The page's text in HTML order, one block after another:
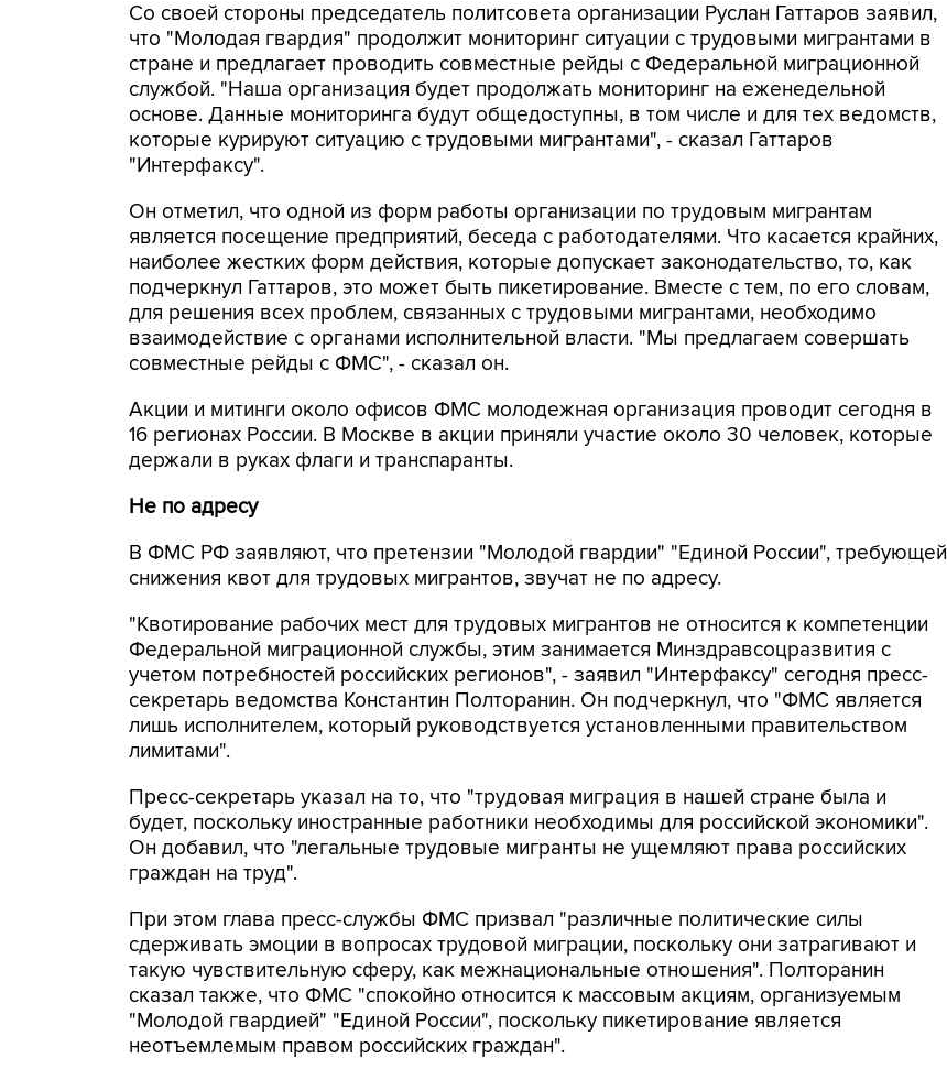
Со своей стороны председатель политсовета организации Руслан Гаттаров заявил,
что "Молодая гвардия" продолжит мониторинг ситуации с трудовыми мигрантами в
стране и предлагает проводить совместные рейды с Федеральной миграционной
службой. "Наша организация будет продолжать мониторинг на еженедельной
основе. Данные мониторинга будут общедоступны, в том числе и для тех ведомств,
которые курируют ситуацию с трудовыми мигрантами", - сказал Гаттаров
"Интерфаксу".
Он отметил, что одной из форм работы организации по трудовым мигрантам
является посещение предприятий, беседа с работодателями. Что касается крайних,
наиболее жестких форм действия, которые допускает законодательство, то, как
подчеркнул Гаттаров, это может быть пикетирование. Вместе с тем, по его словам,
для решения всех проблем, связанных с трудовыми мигрантами, необходимо
взаимодействие с органами исполнительной власти. "Мы предлагаем совершать
совместные рейды с ФМС", - сказал он.
Акции и митинги около офисов ФМС молодежная организация проводит сегодня в
16 регионах России. В Москве в акции приняли участие около 30 человек, которые
держали в руках флаги и транспаранты.
Не по адресу
В ФМС РФ заявляют, что претензии "Молодой гвардии" "Единой России", требующей
снижения квот для трудовых мигрантов, звучат не по адресу.
"Квотирование рабочих мест для трудовых мигрантов не относится к компетенции
Федеральной миграционной службы, этим занимается Минздравсоцразвития с
учетом потребностей российских регионов", - заявил "Интерфаксу" сегодня пресс-
секретарь ведомства Константин Полторанин. Он подчеркнул, что "ФМС является
лишь исполнителем, который руководствуется установленными правительством
лимитами".
Пресс-секретарь указал на то, что "трудовая миграция в нашей стране была и
будет, поскольку иностранные работники необходимы для российской экономики".
Он добавил, что "легальные трудовые мигранты не ущемляют права российских
граждан на труд".
При этом глава пресс-службы ФМС призвал "различные политические силы
сдерживать эмоции в вопросах трудовой миграции, поскольку они затрагивают и
такую чувствительную сферу, как межнациональные отношения". Полторанин
сказал также, что ФМС "спокойно относится к массовым акциям, организуемым
"Молодой гвардией" "Единой России", поскольку пикетирование является
неотъемлемым правом российских граждан".